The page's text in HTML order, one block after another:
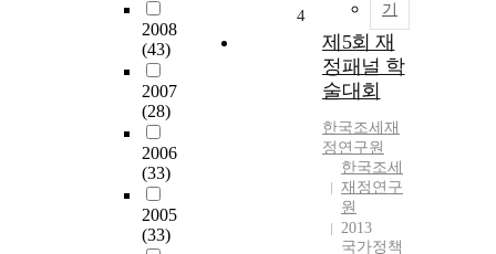
2008
(43)
2007
(28)
2006
(33)
2005
(33)
기
4
제5회 재
정패널 학
술대회
한국조세재
정연구원
한국조세
재정연구
원
2013
국가정책